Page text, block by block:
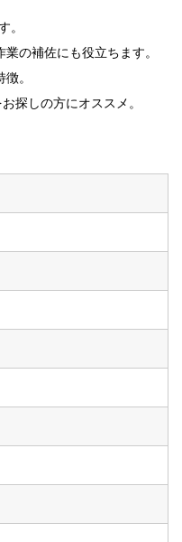
。
の補佐にも役立ちます。
。
探しの方にオススメ。